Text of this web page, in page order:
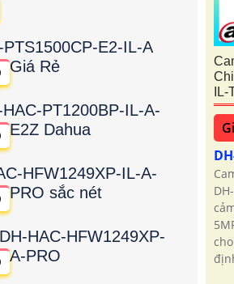
E2-IL-A
Giá Rẻ
PT1200BP-IL-A-
E2Z Dahua
HFW1249XP-IL-A-
PRO sắc nét
HAC-HFW1249XP-
A-PRO
IL-